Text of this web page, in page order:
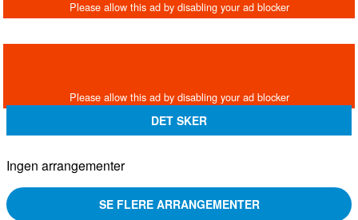
DET SKER
Ingen arrangementer
SE FLERE ARRANGEMENTER